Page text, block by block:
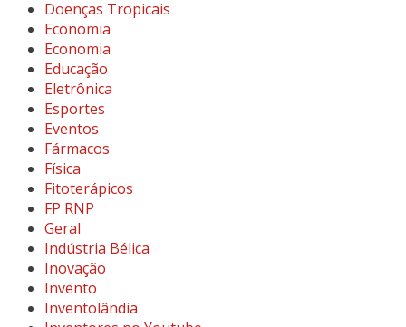
Doenças Tropicais
Economia
Economia
Educação
Eletrônica
Esportes
Eventos
Fármacos
Física
Fitoterápicos
FP RNP
Geral
Indústria Bélica
Inovação
Invento
Inventolândia